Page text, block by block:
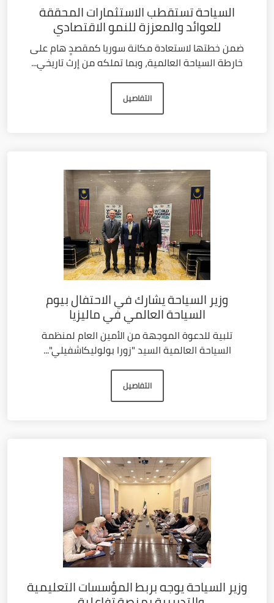
السياحة تستقطب الاستثمارات المحققة
للعوائد والمعززة للنمو الاقتصادي
ضمن خطتها لاستعادة مكانة سوريا كمقصدٍ هام على
خارطة السياحة العالمية، وبما تملكه من إرث تاريخي...
التفاصيل
وزير السياحة يشارك في الاحتفال بيوم
السياحة العالمي في ماليزيا
تلبية للدعوة الموجهة من الأمين العام لمنظمة
السياحة العالمية السيد "زورا بولوليكاشفيلي"...
التفاصيل
وزير السياحة يوجه بربط المؤسسات التعليمية